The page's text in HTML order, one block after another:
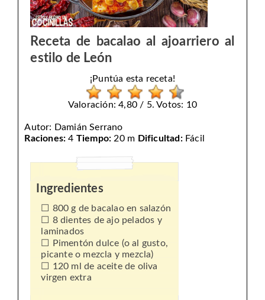
Receta de bacalao al ajoarriero al
estilo de León
¡Puntúa esta receta!
Valoración: 4,80 / 5. Votos: 10
Autor: Damián Serrano
Raciones: 4 Tiempo: 20 m Dificultad:Fácil
Ingredientes
800 g de bacalao en salazón
8 dientes de ajo pelados y
laminados
Pimentón dulce (o al gusto,
picante o mezcla y mezcla)
120 ml de aceite de oliva
virgen extra